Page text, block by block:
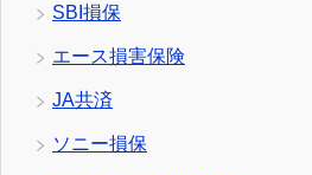
SBI損保
エース損害保険
JA共済
ソニー損保